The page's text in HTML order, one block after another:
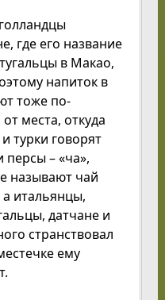
где его название
в Макао,
напиток в
тоже по-
места, откуда
турки говорят
– «ча»,
называют чай
итальянцы,
датчане и
странствовал
ему